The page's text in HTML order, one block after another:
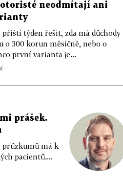
neodmítají ani
týden řešit, zda má důchody
o 300 korun měsíčně, nebo o
první varianta je...
prášek.
průzkumů má k
pacientů....